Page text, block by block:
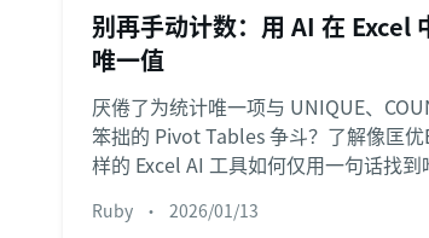
别再手动计数：用 AI 在 Excel
唯一值
厌倦了为统计唯一项与 UNIQUE、
笨拙的 Pivot Tables 争斗？了解像匡优
样的 Excel AI 工具如何仅用一句话找到
Ruby • 2026/01/13